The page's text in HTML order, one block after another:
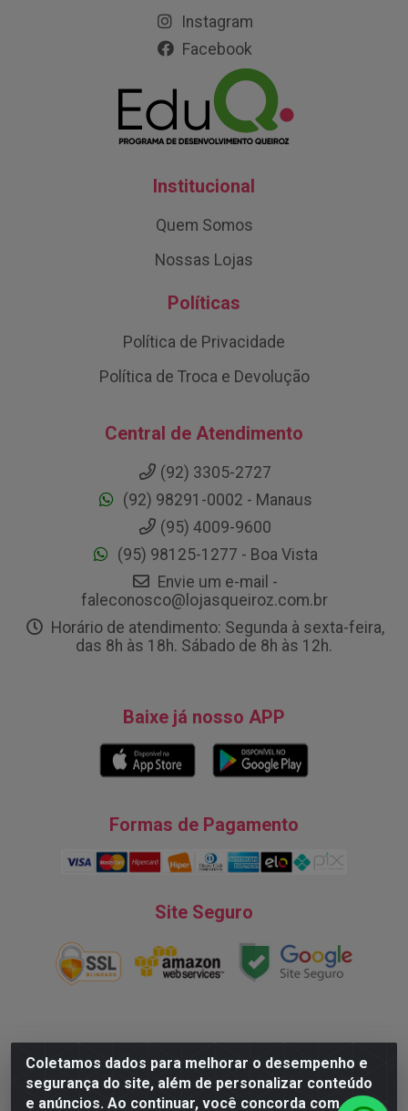
Coletamos dados para melhorar o desempenho e
segurança do site, além de personalizar conteúdo
e anúncios. Ao continuar, você concorda com
Instagram
Facebook
Institucional
Quem Somos
Nossas Lojas
Políticas
Política de Privacidade
Política de Troca e Devolução
Central de Atendimento
(92) 3305-2727
(92) 98291-0002 - Manaus
(95) 4009-9600
(95) 98125-1277 - Boa Vista
Envie um e-mail -
faleconosco@lojasqueiroz.com.br
Horário de atendimento: Segunda à sexta-feira,
das 8h às 18h. Sábado de 8h às 12h.
Baixe já nosso APP
Formas de Pagamento
Site Seguro
Natureza Comércio de Descartáveis LTDA - Endereço: Av. do
Turismo, 28, Tarumã - CNPJ:08.038.545/0001-07 © 2016
Todos dos direitos reservados.